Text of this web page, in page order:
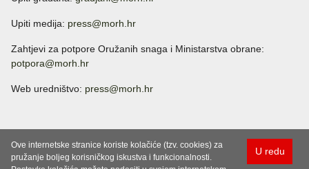
Upiti medija: press@morh.hr
Zahtjevi za potpore Oružanih snaga i Ministarstva obrane:
potpora@morh.hr
Web uredništvo: press@morh.hr
U redu
Ove internetske stranice koriste kolačiće (tzv. cookies) za
pružanje boljeg korisničkog iskustva i funkcionalnosti.